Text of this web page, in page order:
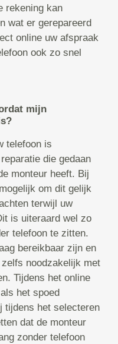
rekening kan
wat er gerepareerd
online uw afspraak
ook zo snel
mijn
telefoon is
die gedaan
monteur heeft. Bij
om dit gelijk
terwijl uw
is uiteraard wel zo
telefoon te zitten.
bereikbaar zijn en
noodzakelijk met
Tijdens het online
het spoed
tijdens het selecteren
dat de monteur
zonder telefoon